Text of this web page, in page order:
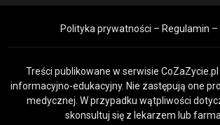
Polityka prywatności – Regulamin
Treści publikowane w serwisie
informacyjno-edukacyjny. Nie zastępują one
medycznej. W przypadku wątpliwości
skonsultuj się z lekarzem lub